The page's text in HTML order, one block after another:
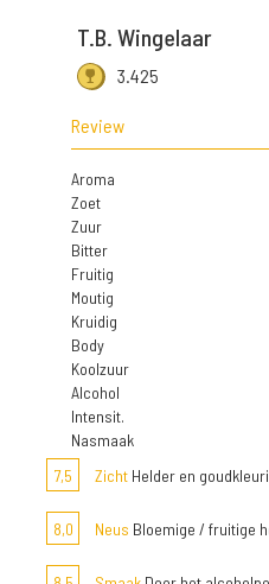
T.B. Wingelaar
3.425
Review
Aroma
Zoet
Zuur
Bitter
Fruitig
Moutig
Kruidig
Body
Koolzuur
Alcohol
Intensit.
Nasmaak
7,5
Zicht Helder en
8,0 Neus Bloemige / fruitige